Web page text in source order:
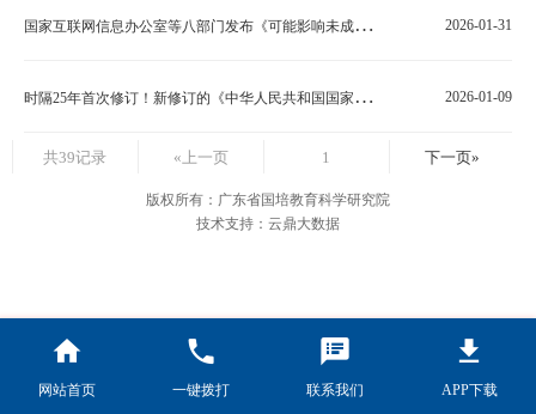
国
家互联网信息办公室等八部门发布《可能影响未成年人身心健康的网络信息分类办法》 2026-01-31
时
隔25年首次修订！新修订的《中华人民共和国国家通用语言文字法》颁布 2026-01-09
共39记录 «上一页 1 下一页»
版权所有：广东省国培教育科学研究院
技术支持：云鼎大数据
网站首页 一键拨打 联系我们 APP下载